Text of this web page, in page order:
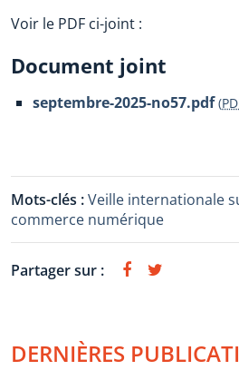
Voir le PDF ci-joint :
Document joint
septembre-2025-no57.pdf (
Mots-clés :Veille internationale
commerce numérique
Partager sur :
DERNIÈRES